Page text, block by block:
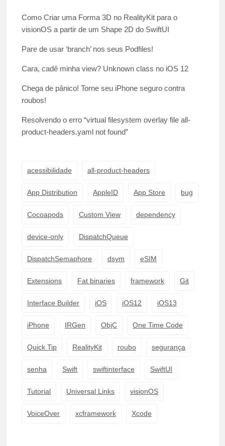
Como Criar uma Forma 3D no RealityKit para o
visionOS a partir de um Shape 2D do SwiftUI
Pare de usar ‘branch’ nos seus Podfiles!
Cara, cadê minha view? Unknown class no iOS 12
Chega de pânico! Torne seu iPhone seguro contra
roubos!
Resolvendo o erro “virtual filesystem overlay file all-
product-headers.yaml not found”
acessibilidade all-product-headers
App Distribution AppleID App Store bug
Cocoapods Custom View dependency
device-only DispatchQueue
DispatchSemaphore dsym eSIM
Extensions Fat binaries framework Git
Interface Builder iOS iOS12 iOS13
iPhone IRGen ObjC One Time Code
Quick Tip RealityKit roubo segurança
senha Swift swiftinterface SwiftUI
Tutorial Universal Links visionOS
VoiceOver xcframework Xcode